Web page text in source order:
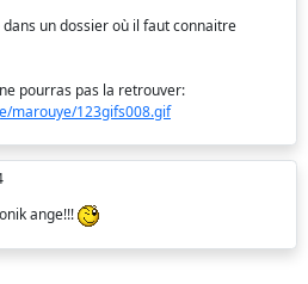
un dossier où il faut connaitre
pourras pas la retrouver:
marouye/123gifs008.gif
ange!!!